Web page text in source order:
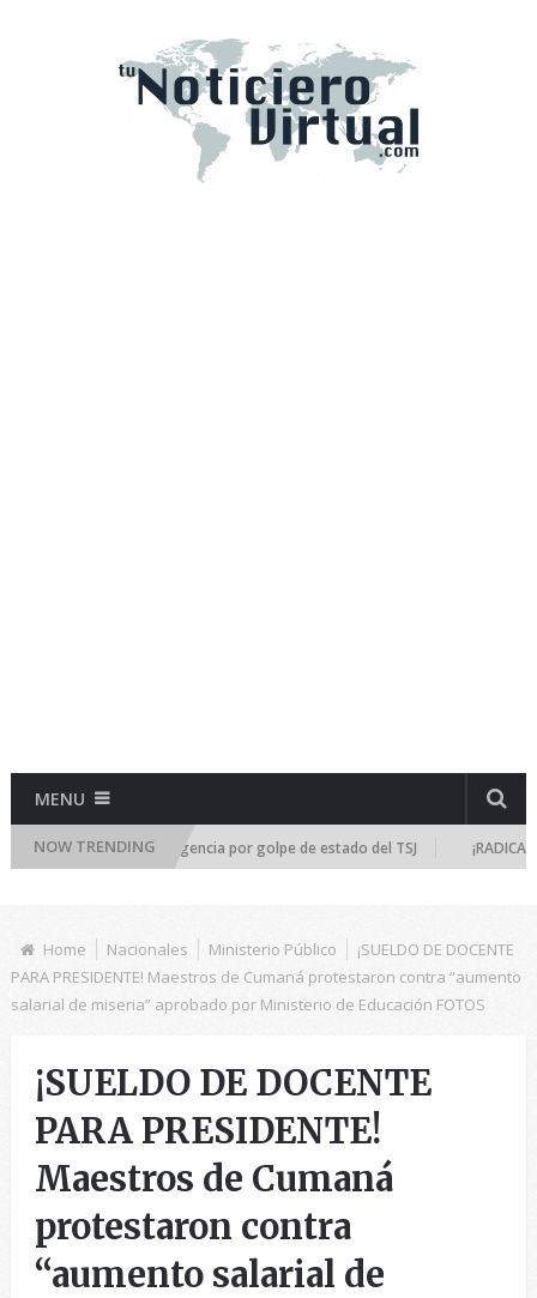
MENU
NOW TRENDING
se reúne de emergencia por golpe de estado del TSJ ¡RADICALIZA
Home Nacionales Ministerio Público
¡SUELDO DE DOCENTE
PARA PRESIDENTE! Maestros de Cumaná protestaron contra “aumento
salarial de miseria” aprobado por Ministerio de Educación FOTOS
¡SUELDO DE DOCENTE
PARA PRESIDENTE!
Maestros de Cumaná
protestaron contra
“aumento salarial de